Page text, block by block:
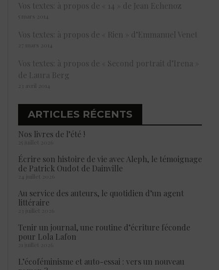
Vos textes: à propos de « 14 » de Jean Echenoz
5 mars 2014
Vos textes: à propos de « Rien » d’Emmanuel Venet
27 mars 2014
Vos textes: à propos de « Second portrait d’Irena »
de Laura Berg
23 avril 2014
ARTICLES RÉCENTS
Nos livres de l’été !
25 juillet 2026
Écrire son histoire de vie avec Aleph, le témoignage
de Patrick Oudot de Dainville
24 juillet 2026
Au service des auteurs, le quotidien d’un agent
littéraire
23 juillet 2026
Tenir un journal, une routine d’écriture féconde
pour Lola Lafon
21 juillet 2026
L’écoféminisme et auto-essai : vers un nouveau